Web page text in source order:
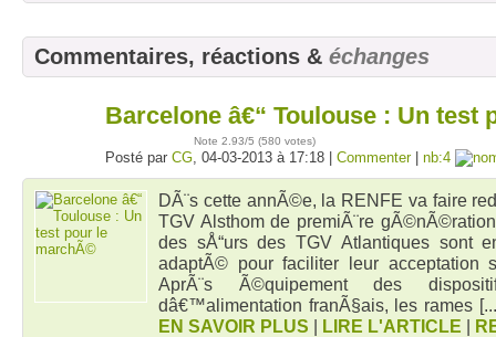
Commentaires, réactions & échanges
Barcelone â€“ Toulouse : Un test
Note 2.93/5 (580 votes)
Posté par CG, 04-03-2013 à 17:18 | Commenter| nb:4
DÃ¨s cette annÃ©e, la RENFE va faire
TGV Alsthom de premiÃ¨re
des sÅ“urs des TGV Atlantiques sont
adaptÃ© pour faciliter leur acceptation
AprÃ¨s Ã©quipement des
dâ€™alimentation franÃ§ais, les rames
EN SAVOIR PLUS | LIRE L'ARTICLE |